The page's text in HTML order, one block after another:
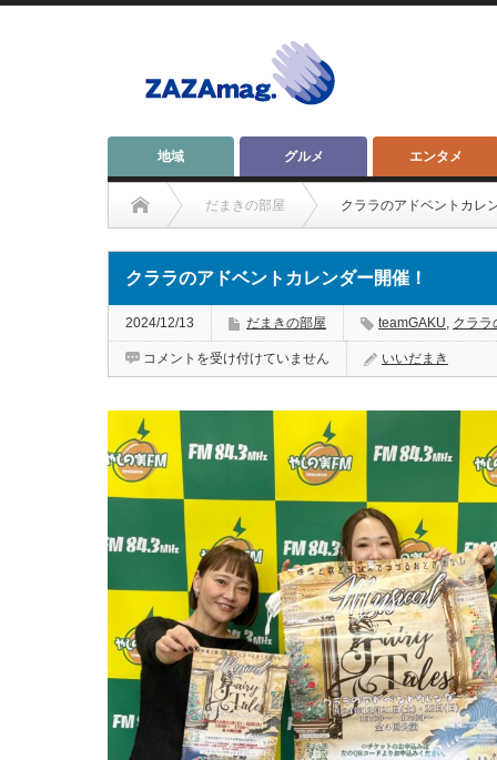
地域 グルメ エンタメ
だまきの部屋 クララのアドベントカレ
クララのアドベントカレンダー開催！
2024/12/13 だまきの部屋 teamGAKU, クララ
ク
ア
ド
ベ
ン
ト
カ
ン
開
催！
コメントを受け付けていません いいだまき